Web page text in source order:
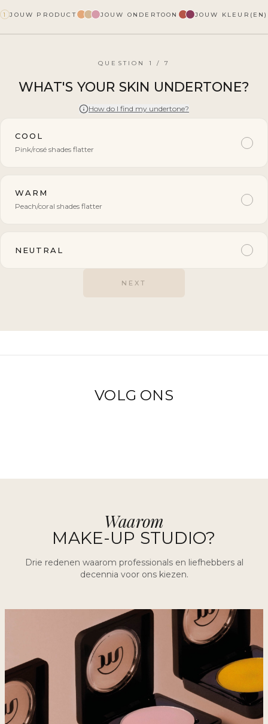
1 JOUW PRODUCT JOUW ONDERTOON JOUW KLEUR(EN)
QUESTION 1 / 7
WHAT'S YOUR SKIN UNDERTONE?
How do I find my undertone?
COOL
Pink/rosé shades flatter
WARM
Peach/coral shades flatter
NEUTRAL
NEXT
VOLG ONS
Waarom
MAKE-UP STUDIO?
Drie redenen waarom professionals en liefhebbers al
decennia voor ons kiezen.